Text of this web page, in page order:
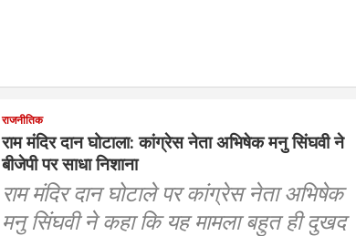
राजनीतिक
राम मंदिर दान घोटाला: कांग्रेस नेता अभिषेक मनु सिंघवी ने
बीजेपी पर साधा निशाना
राम मंदिर दान घोटाले पर कांग्रेस नेता अभिषेक
मनु सिंघवी ने कहा कि यह मामला बहुत ही दुखद